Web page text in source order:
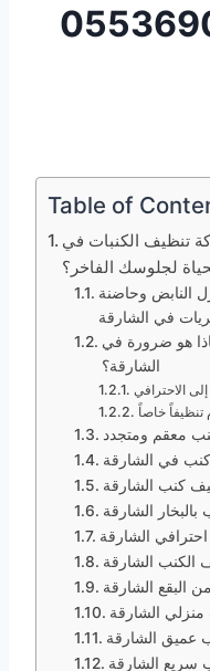
Table of
تنظيف الكنبات في
لجلوسك الفاخر؟
النابض وحاضنة
في الشارقة
هو ضرورة في
الشارقة؟
الاحترافي
تنظيفاً خاصاً
معقم ومتجدد
في الشارقة
كنب الشارقة
الشارقة
الشارقة
الكنب الشارقة
البقع الشارقة
الشارقة
عميق الشارقة
سريع الشارقة